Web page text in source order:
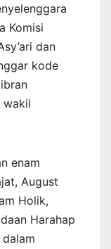
Komisi
dan
kode
wakil
enam
August
Holik,
Harahap